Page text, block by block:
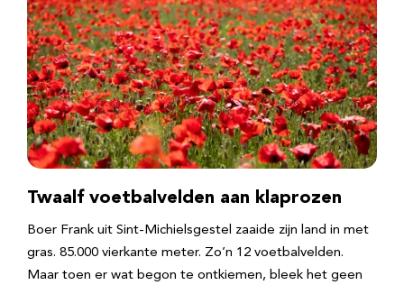
Twaalf voetbalvelden aan klaprozen
Boer Frank uit Sint-Michielsgestel zaaide zijn land in met
gras. 85.000 vierkante meter. Zo’n 12 voetbalvelden.
Maar toen er wat begon te ontkiemen, bleek het geen